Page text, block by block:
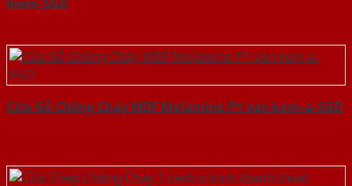
Cửa Gỗ Chống Cháy MDF Melamine P1 van kem-a-SGD